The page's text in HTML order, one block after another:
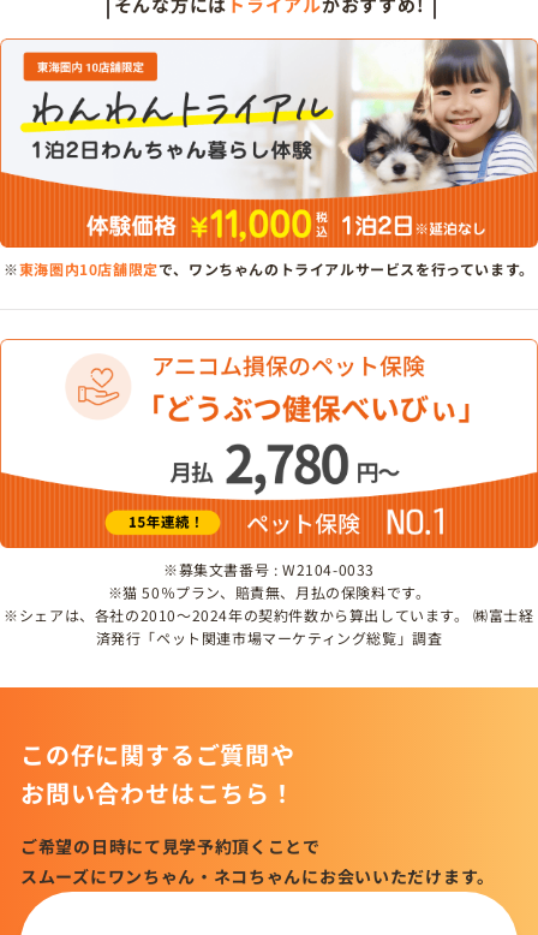
※東海圏内10店舗限定で、ワンちゃんのトライアルサービスを行っています。
※募集文書番号 : W2104-0033
※猫 50％プラン、賠責無、月払の保険料です。
※シェアは、各社の2010～2024年の契約件数から算出しています。 ㈱富士経
済発行「ペット関連市場マーケティング総覧」調査
この仔に関するご質問や
お問い合わせはこちら！
ご希望の日時にて見学予約頂くことで
スムーズにワンちゃん・ネコちゃんにお会いいただけます。